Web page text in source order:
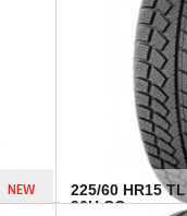
NEW
225/60 HR15 TL
96H CO...